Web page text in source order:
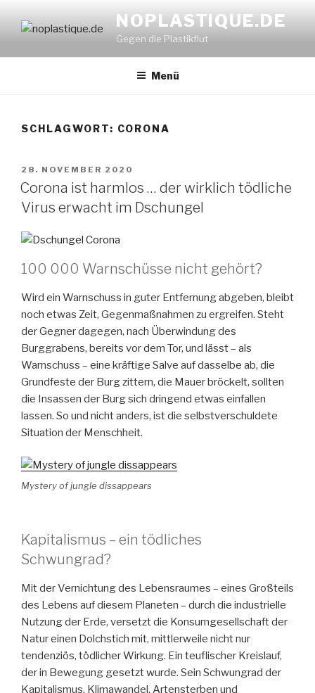
Inhalt
NOPLASTIQUE.DE
Gegen die Plastikflut
Menü
SCHLAGWORT: CORONA
VERÖFFENTLICHT
AM
28. NOVEMBER 2020
Corona ist harmlos … der wirklich tödliche
Virus erwacht im Dschungel
100 000 Warnschüsse nicht gehört?
Wird ein Warnschuss in guter Entfernung abgeben, bleibt
noch etwas Zeit, Gegenmaßnahmen zu ergreifen. Steht
der Gegner dagegen, nach Überwindung des
Burggrabens, bereits vor dem Tor, und lässt – als
Warnschuss – eine kräftige Salve auf dasselbe ab, die
Grundfeste der Burg zittern, die Mauer bröckelt, sollten
die Insassen der Burg sich dringend etwas einfallen
lassen. So und nicht anders, ist die selbstverschuldete
Situation der Menschheit.
Mystery of jungle dissappears
Kapitalismus – ein tödliches
Schwungrad?
Mit der Vernichtung des Lebensraumes – eines Großteils
des Lebens auf diesem Planeten – durch die industrielle
Nutzung der Erde, versetzt die Konsumgesellschaft der
Natur einen Dolchstich mit, mittlerweile nicht nur
tendenziös, tödlicher Wirkung. Ein teuflischer Kreislauf,
der in Bewegung gesetzt wurde. Sein Schwungrad der
Kapitalismus. Klimawandel, Artensterben und